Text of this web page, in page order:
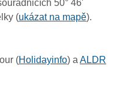
50° 46'
(ukázat na mapě).
(Holidayinfo) a ALDR